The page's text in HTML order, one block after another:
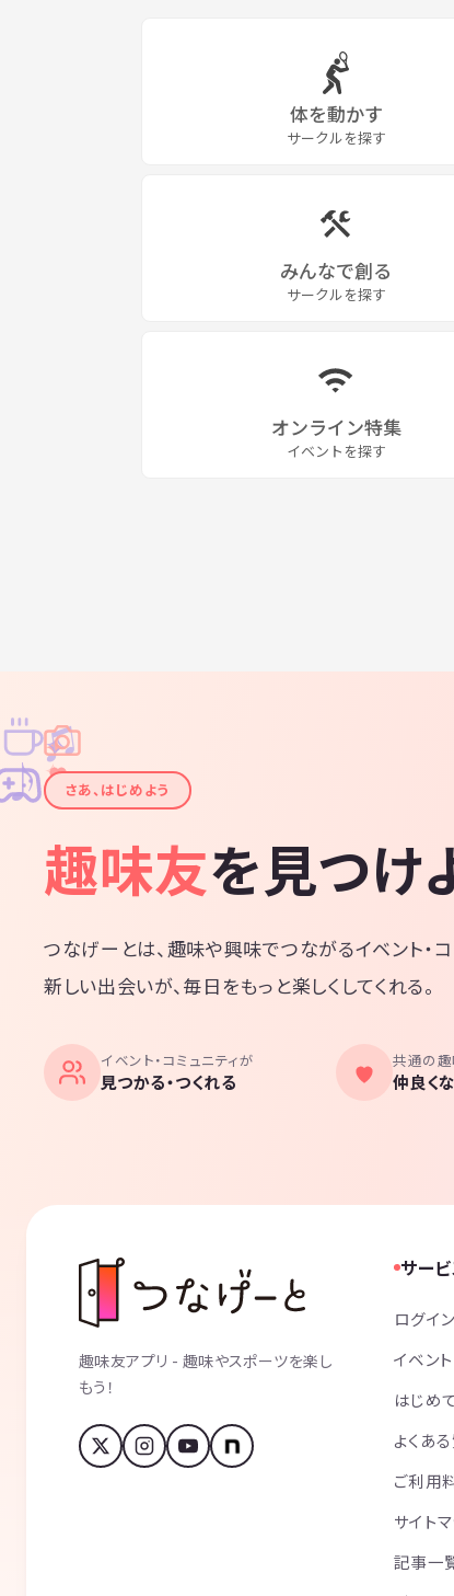
私たちのグループに入っていただけたなら
おそらく他のグループより輝ける事でしょう‼️
私達現メンバーがそうなれるようサポート致し
一緒に楽しみながら和気あいあいとやって行き
かけがえのない親友になれたらと思っています。
現時点、メンバー同士仲が良く凄く良い関係で
【東京都、千葉県近郊のやる気のある人】です。
未経験でも大丈夫です！！
5.人として最低限のマナー、ルールを厳守出来
6.やる気のある方
●優遇条件●
1.既に影響力のある方
3既に機材等揃ってる方
7.家族以外の人に可愛い又美人と言われた事が
★コンセプト&グループのイメージ★
その他ご不明な点がございましたら是非ぜひ
＊ご連絡の際は簡単な名前と年齢、お住まい
体を動かす
サークルを探す
みんなで創る
サークルを探す
オンライン特集
イベントを探す
✦
✦
✧
✧
♪
♫
さあ、はじめよう
趣味友を見つけ
つなげーとは、趣味や興味でつながるイベント・コ
新しい出会いが、毎日をもっと楽しくしてくれる。
イベント・コミュニティが
見つかる・つくれる
共通の
仲良く
趣味友アプリ - 趣味やスポーツを楽し
もう！
サー
ログイン
イベン
はじめ
よくあ
ご利用
サイト
記事一